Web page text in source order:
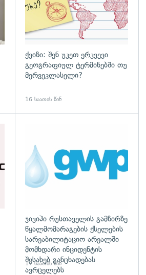
ქვიზი: შენ უკეთ ერკვევი
გეოგრაფიულ ტერმინებში თუ
მერვეკლასელი?
16 საათის წინ
ჯივიპი რუსთაველის გამზირზე
წყალმომარაგების ქსელების
სარეაბილიტაციო არეალში
მომხდარი ინციდენტის
შესახებ განცხადებას
ავრცელებს
17 საათის წინ